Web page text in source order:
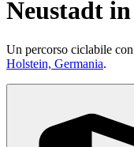
Neustadt
Un percorso ciclabile con
Holstein, Germania.